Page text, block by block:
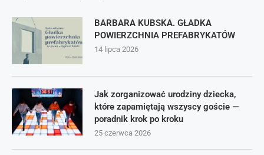
BARBARA KUBSKA. GŁADKA
POWIERZCHNIA PREFABRYKATÓW
14 lipca 2026
Jak zorganizować urodziny dziecka,
które zapamiętają wszyscy goście —
poradnik krok po kroku
25 czerwca 2026